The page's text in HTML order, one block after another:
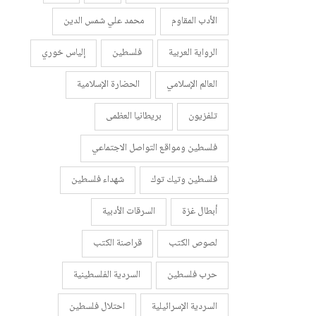
الأدب المقاوم
محمد علي شمس الدين
الرواية العربية
فلسطين
إلياس خوري
العالم الإسلامي
الحضارة الإسلامية
تلفزيون
بريطانيا العظمى
فلسطين ومواقع التواصل الاجتماعي
فلسطين وتيك توك
شهداء فلسطين
أبطال غزة
السرقات الأدبية
لصوص الكتب
قراصنة الكتب
حرب فلسطين
السردية الفلسطينية
السردية الإسرائيلية
احتلال فلسطين